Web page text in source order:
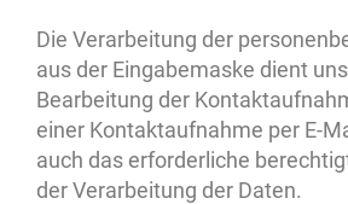
Die Verarbeitung der
aus der Eingabemaske dient
Bearbeitung der
einer Kontaktaufnahme per E-
auch das erforderliche
der Verarbeitung der Daten.